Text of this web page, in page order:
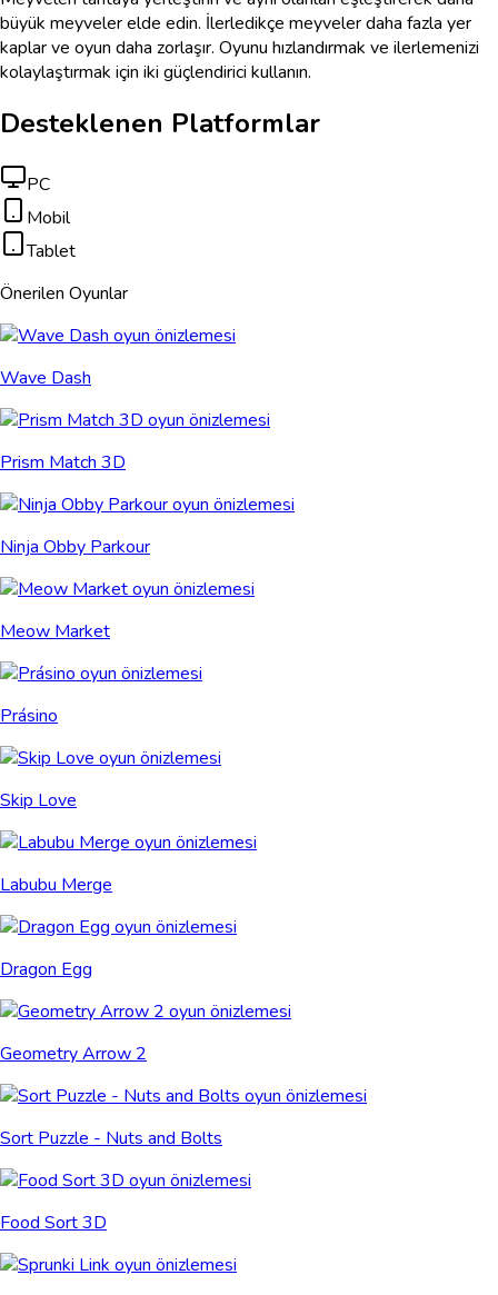
büyük meyveler elde edin. İlerledikçe meyveler daha fazla yer
kaplar ve oyun daha zorlaşır. Oyunu hızlandırmak ve ilerlemenizi
kolaylaştırmak için iki güçlendirici kullanın.
Desteklenen Platformlar
PC
Mobil
Tablet
Önerilen Oyunlar
Wave Dash
Prism Match 3D
Ninja Obby Parkour
Meow Market
Prásino
Skip Love
Labubu Merge
Dragon Egg
Geometry Arrow 2
Sort Puzzle - Nuts and Bolts
Food Sort 3D